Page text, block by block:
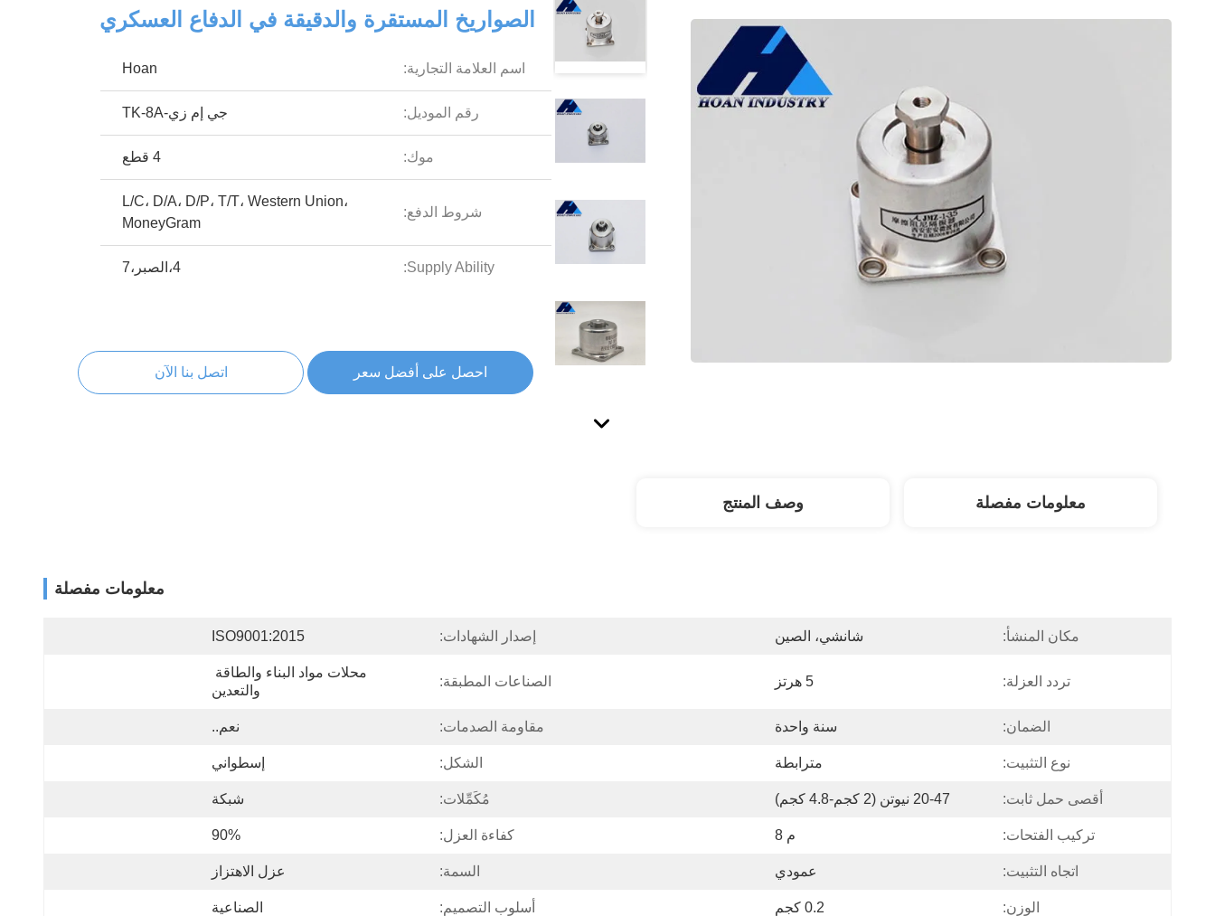
الصواريخ المستقرة والدقيقة في الدفاع العسكري
اسم العلامة التجارية: Hoan
رقم الموديل: جي إم زي-TK-8A
موك: 4 قطع
شروط الدفع:
L/C، D/A، D/P، T/T، Western Union،
MoneyGram
Supply Ability: 4،الصبر،7
احصل على أفضل سعر اتصل بنا الآن
معلومات مفصلة وصف المنتج
معلومات مفصلة
مكان المنشأ: شانشي، الصين إصدار الشهادات: ISO9001:2015
تردد العزلة: 5 هرتز الصناعات المطبقة:
والتعدين
الضمان: سنة واحدة مقاومة الصدمات: نعم..
نوع التثبيت: مترابطة الشكل: إسطواني
أقصى حمل ثابت: 20-47 نيوتن (2 كجم-4.8 كجم) مُكَمِّلات: شبكة
تركيب الفتحات: م 8 كفاءة العزل: 90%
اتجاه التثبيت: عمودي السمة: عزل الاهتزاز
الوزن: 0.2 كجم أسلوب التصميم: الصناعية